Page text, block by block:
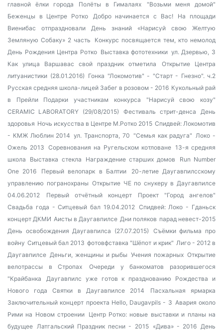
главной ёлки города
Полёты в Гималаях
"Возьми меня домой"
Беженцы в Центре Ротко
Добро начинается с Вас!
На площади
Виенибас отпраздновали День знаний «Нарисуй свою Желтую
Земляную Собаку» 2 часть
Конкурс посвящается тем, кто немолод
День Рождения Центра Ротко Выставка фототехники ул. Дзервью, 3
Как улица Варшавас свой праздник отметила
Открытие Центра
литуанистики (28.01.2016) Гонка "Локомотив" - "Старт - Гнезно". ч.2
Русская средняя школа-лицей Забег в розовом - 2016 Кукольный рай
в Прейли Подарки участникам конкурса "Нарисуй свою козу"
CERAMIC LABORATORY (29/08/2015)
Фестиваль стрит-денса
День
здоровья Ночь искусства в Центре М.Ротко 2015 Спидвей: Локомотив
- КМЖ Люблин 2014 ул. Транспорта, 70 "Семья как радуга" Локо -
Ожель 2013 Соревнования на Ругельском котловане 13-я средняя
школа
Выставка стекла Награждение старших домов
Run Number
One 2016
Первый велопарк в Балтии
20-летие Даугавпилсскому
управлению погранохраны Открытие ЧЕ по снукеру в Даугавпилсе
04.06.2012
Первый отчётный концерт
Проект "Город ангелов"
Свадьба года - Ситцевый бал 19.04.2012 Спидвей: Локо - Гданьск
концерт ДКМИ Аисты в Даугавпилсе Дни поляков парад невест-2015
День освобождения Даугавпилса (27.07.2015)
Съёмки фильма про
войну Ситцевый бал 2013 фотовфставка "Шёпот и крик" Лиго - 2012 в
Даугавпилсе Деньги, женщины и рыбы Учения пожарных Открытие
велотрассы в Стропах
Очереди у банкоматов разорившегося
"Крайбанка
Даугавпилс уже готов к празднованию Рождества и
Нового года Святки в Даугавпилсе 2014
Пасхальная ярмарка
Заключительный концерт проекта Hello, Daugavpils - 3 Авария около
Рими на Новом строении Центр Ротко: новые выставки и планы на
будущее Латгальский Праздник песни - 2015 «Дива» - 2016 День